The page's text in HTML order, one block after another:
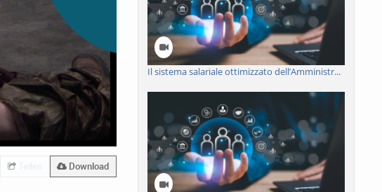
Teilen Download
Il sistema salariale ottimizzato dell’Amministr...